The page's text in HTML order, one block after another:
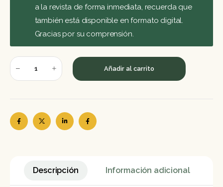
a la revista de forma inmediata, recuerda que
también está disponible en formato digital.
Gracias por su comprensión.
Añadir al carrito
Descripción Información adicional